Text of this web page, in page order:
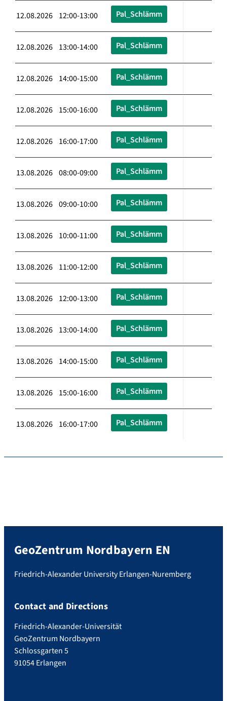
12.08.2026 12:00-13:00 Pal_Schlämm
12.08.2026 13:00-14:00 Pal_Schlämm
12.08.2026 14:00-15:00 Pal_Schlämm
12.08.2026 15:00-16:00 Pal_Schlämm
12.08.2026 16:00-17:00 Pal_Schlämm
13.08.2026 08:00-09:00 Pal_Schlämm
13.08.2026 09:00-10:00 Pal_Schlämm
13.08.2026 10:00-11:00 Pal_Schlämm
13.08.2026 11:00-12:00 Pal_Schlämm
13.08.2026 12:00-13:00 Pal_Schlämm
13.08.2026 13:00-14:00 Pal_Schlämm
13.08.2026 14:00-15:00 Pal_Schlämm
13.08.2026 15:00-16:00 Pal_Schlämm
13.08.2026 16:00-17:00 Pal_Schlämm
GeoZentrum Nordbayern EN
Friedrich-Alexander University Erlangen-Nuremberg
Contact and Directions
Friedrich-Alexander-Universität
GeoZentrum Nordbayern
Schlossgarten 5
91054 Erlangen